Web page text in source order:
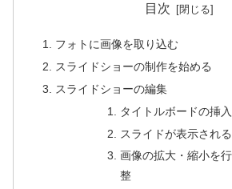
目次
フォトに画像を取り込む
スライドショーの制作を始める
スライドショーの編集
タイトルボードの挿
スライドが表示され
画像の拡大・縮小を
整